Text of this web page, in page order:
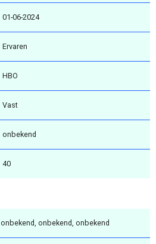
01-06-2024
Ervaren
HBO
Vast
onbekend
40
onbekend, onbekend, onbekend